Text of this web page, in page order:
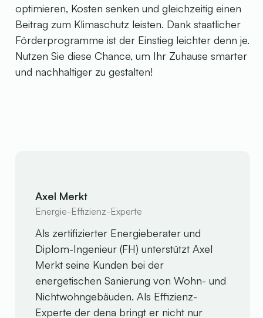
optimieren, Kosten senken und gleichzeitig einen
Beitrag zum Klimaschutz leisten. Dank staatlicher
Förderprogramme ist der Einstieg leichter denn je.
Nutzen Sie diese Chance, um Ihr Zuhause smarter
und nachhaltiger zu gestalten!
Axel Merkt
Energie-Effizienz-Experte
Als zertifizierter Energieberater und
Diplom-Ingenieur (FH) unterstützt Axel
Merkt seine Kunden bei der
energetischen Sanierung von Wohn- und
Nichtwohngebäuden. Als Effizienz-
Experte der dena bringt er nicht nur